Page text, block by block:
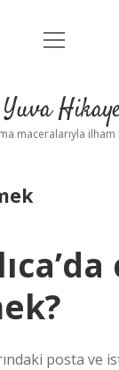
Anasayfa
Yasal Uyarı
menüyü
maceralarıyla ilham
posta ve